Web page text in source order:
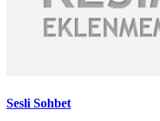
Sesli Sohbet